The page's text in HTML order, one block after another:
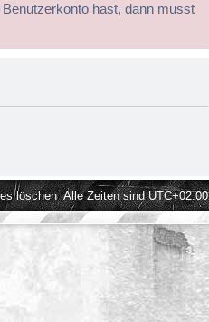
hast, dann musst
Alle Zeiten sindUTC+02:00
löschen